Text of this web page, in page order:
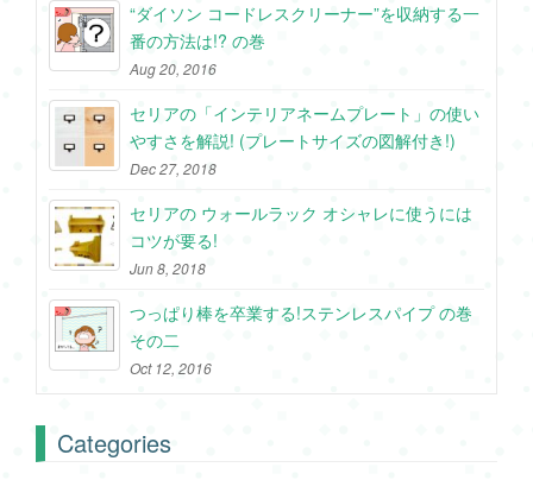
“ダイソン コードレスクリーナー”を収納する一
番の方法は!? の巻
Aug 20, 2016
セリアの「インテリアネームプレート」の使い
やすさを解説! (プレートサイズの図解付き!)
Dec 27, 2018
セリアの ウォールラック オシャレに使うには
コツが要る!
Jun 8, 2018
つっぱり棒を卒業する!ステンレスパイプ の巻
その二
Oct 12, 2016
Categories